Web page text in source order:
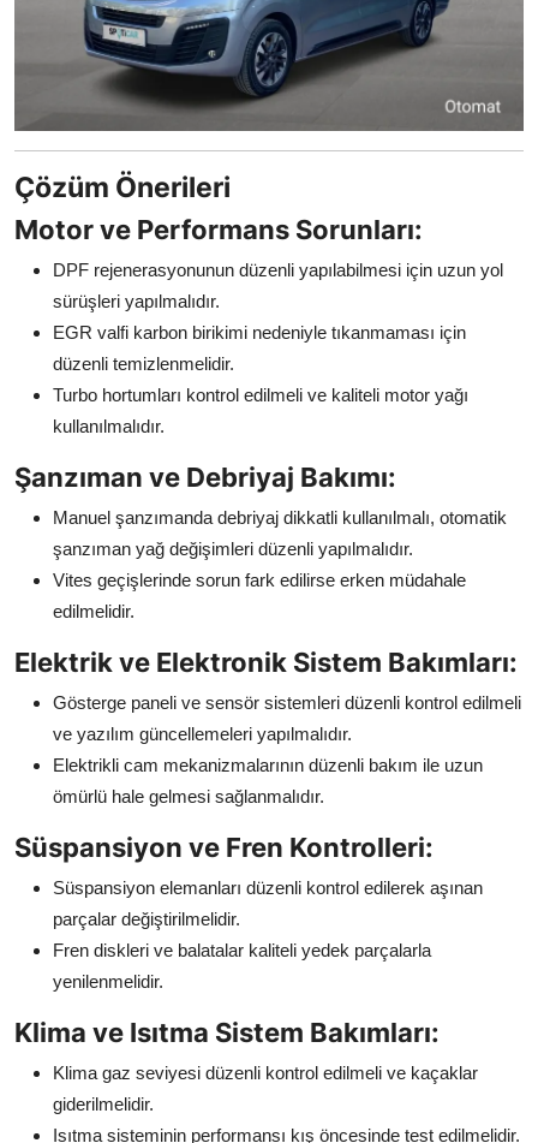
Çözüm Önerileri
Motor ve Performans Sorunları:
DPF rejenerasyonunun düzenli yapılabilmesi için uzun yol
sürüşleri yapılmalıdır.
EGR valfi karbon birikimi nedeniyle tıkanmaması için
düzenli temizlenmelidir.
Turbo hortumları kontrol edilmeli ve kaliteli motor yağı
kullanılmalıdır.
Şanzıman ve Debriyaj Bakımı:
Manuel şanzımanda debriyaj dikkatli kullanılmalı, otomatik
şanzıman yağ değişimleri düzenli yapılmalıdır.
Vites geçişlerinde sorun fark edilirse erken müdahale
edilmelidir.
Elektrik ve Elektronik Sistem Bakımları:
Gösterge paneli ve sensör sistemleri düzenli kontrol edilmeli
ve yazılım güncellemeleri yapılmalıdır.
Elektrikli cam mekanizmalarının düzenli bakım ile uzun
ömürlü hale gelmesi sağlanmalıdır.
Süspansiyon ve Fren Kontrolleri:
Süspansiyon elemanları düzenli kontrol edilerek aşınan
parçalar değiştirilmelidir.
Fren diskleri ve balatalar kaliteli yedek parçalarla
yenilenmelidir.
Klima ve Isıtma Sistem Bakımları:
Klima gaz seviyesi düzenli kontrol edilmeli ve kaçaklar
giderilmelidir.
Isıtma sisteminin performansı kış öncesinde test edilmelidir.